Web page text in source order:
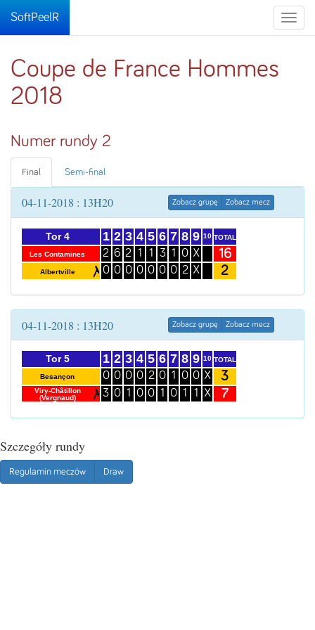
Toggle
SoftPeelR
Coupe de France Hommes
2018
Numer rundy 2
Final Semi-final
04-11-2018 : 13H20 Zobacz grupę Zobacz mecz
Tor 4
Les Contamines
Albertville
1
2
0
2
6
0
3
2
0
4
1
0
5
1
0
6
3
0
7
1
0
8
0
2
9
X
X
10 TOTAL
16
2
04-11-2018 : 13H20 Zobacz grupę Zobacz mecz
Tor 5
Besançon
Viry-Châtillon
(Vergnaud)
1
0
3
2
0
0
3
0
1
4
0
0
5
2
0
6
0
1
7
1
0
8
0
1
9
0
1
10
X
X
TOTAL
3
7
Szczegóły rundy
Regulamin meczów Draw